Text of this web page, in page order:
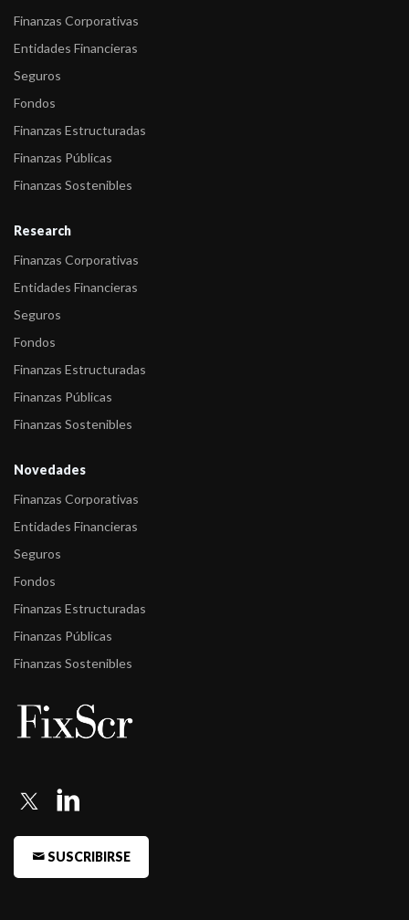
Finanzas Corporativas
Entidades Financieras
Seguros
Fondos
Finanzas Estructuradas
Finanzas Públicas
Finanzas Sostenibles
Research
Finanzas Corporativas
Entidades Financieras
Seguros
Fondos
Finanzas Estructuradas
Finanzas Públicas
Finanzas Sostenibles
Novedades
Finanzas Corporativas
Entidades Financieras
Seguros
Fondos
Finanzas Estructuradas
Finanzas Públicas
Finanzas Sostenibles
SUSCRIBIRSE